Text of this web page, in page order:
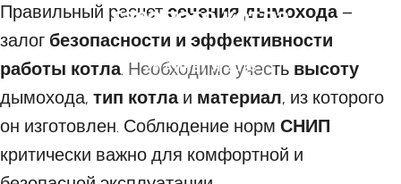
газового котла
26 АПРЕЛЯ 2025
Правильный расчет сечения дымохода–
залог безопасности и эффективности
работы котла. Необходимо учесть высоту
дымохода, тип котлаи материал, из которого
он изготовлен. Соблюдение норм СНИП
критически важно для комфортной и